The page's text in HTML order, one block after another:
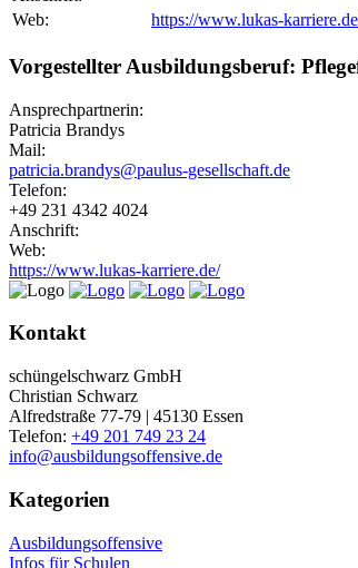
Web:
https://www.lukas-
Vorgestellter Ausbildungsberuf:
Ansprechpartnerin:
Patricia Brandys
Mail:
patricia.brandys@paulus-gesellschaft.de
Telefon:
+49 231 4342 4024
Anschrift:
Web:
https://www.lukas-karriere.de/
Kontakt
schüngelschwarz GmbH
Christian Schwarz
Alfredstraße 77-79 | 45130 Essen
Telefon: +49 201 749 23 24
info@ausbildungsoffensive.de
Kategorien
Ausbildungsoffensive
Infos für Schulen